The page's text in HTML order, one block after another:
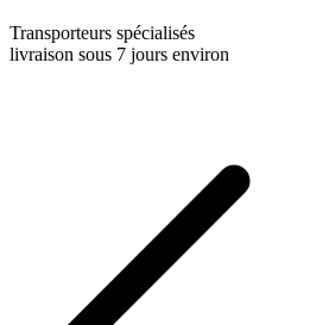
Transporteurs spécialisés
livraison sous 7 jours environ